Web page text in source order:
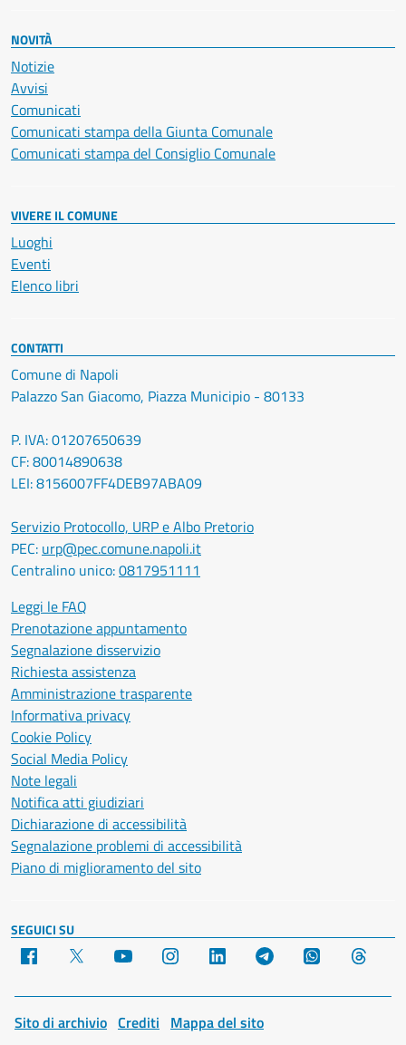
NOVITÀ
Notizie
Avvisi
Comunicati
Comunicati stampa della Giunta Comunale
Comunicati stampa del Consiglio Comunale
VIVERE IL COMUNE
Luoghi
Eventi
Elenco libri
CONTATTI
Comune di Napoli
Palazzo San Giacomo, Piazza Municipio - 80133
P. IVA: 01207650639
CF: 80014890638
LEI: 8156007FF4DEB97ABA09
Servizio Protocollo, URP e Albo Pretorio
PEC: urp@pec.comune.napoli.it
Centralino unico:0817951111
Leggi le FAQ
Prenotazione appuntamento
Segnalazione disservizio
Richiesta assistenza
Amministrazione trasparente
Informativa privacy
Cookie Policy
Social Media Policy
Note legali
Notifica atti giudiziari
Dichiarazione di accessibilità
Segnalazione problemi di accessibilità
Piano di miglioramento del sito
SEGUICI SU
Facebook YouTube Instagram LinkedIn Telegram WhatsApp
Sito di archivio Crediti Mappa del sito